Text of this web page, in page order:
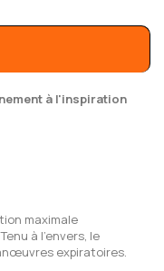
à l'inspiration
maximale
à l'envers, le
expiratoires.